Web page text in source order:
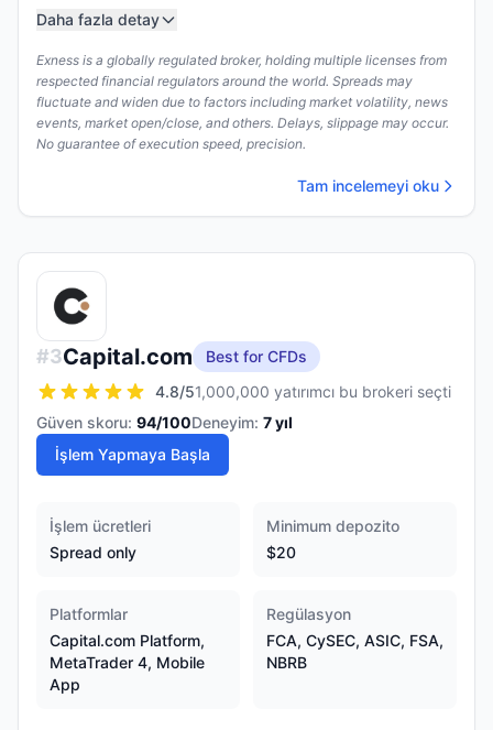
Daha fazla detay
Exness is a globally regulated broker, holding multiple licenses from
respected financial regulators around the world. Spreads may
fluctuate and widen due to factors including market volatility, news
events, market open/close, and others. Delays, slippage may occur.
No guarantee of execution speed, precision.
Tam incelemeyi oku
#3Capital.com
Best for CFDs
4.8/51,000,000 yatırımcı bu brokeri seçti
Güven skoru: 94/100Deneyim: 7yıl
İşlem Yapmaya Başla
İşlem ücretleri
Spread only
Minimum depozito
$20
Platformlar
Capital.com Platform,
MetaTrader 4, Mobile
App
Regülasyon
FCA, CySEC, ASIC, FSA,
NBRB